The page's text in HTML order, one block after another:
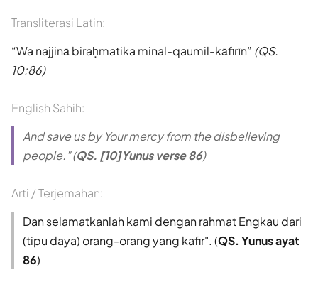
Transliterasi Latin:
Wa najjinā biraḥmatika minal-qaumil-kāfirīn (QS.
10:86)
English Sahih:
And save us by Your mercy from the disbelieving
people." (QS. [10]Yunus verse 86)
Arti / Terjemahan:
Dan selamatkanlah kami dengan rahmat Engkau dari
(tipu daya) orang-orang yang kafir". (QS. Yunus ayat
86)